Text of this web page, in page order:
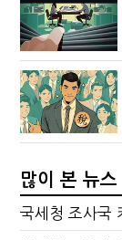
많이 본 뉴스
국세청 조사국